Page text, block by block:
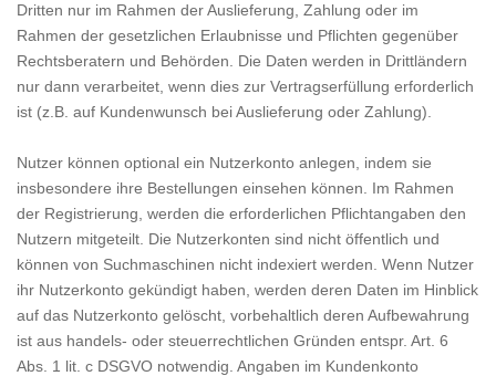
Dritten nur im Rahmen der Auslieferung, Zahlung oder im
Rahmen der gesetzlichen Erlaubnisse und Pflichten gegenüber
Rechtsberatern und Behörden. Die Daten werden in Drittländern
nur dann verarbeitet, wenn dies zur Vertragserfüllung erforderlich
ist (z.B. auf Kundenwunsch bei Auslieferung oder Zahlung).
Nutzer können optional ein Nutzerkonto anlegen, indem sie
insbesondere ihre Bestellungen einsehen können. Im Rahmen
der Registrierung, werden die erforderlichen Pflichtangaben den
Nutzern mitgeteilt. Die Nutzerkonten sind nicht öffentlich und
können von Suchmaschinen nicht indexiert werden. Wenn Nutzer
ihr Nutzerkonto gekündigt haben, werden deren Daten im Hinblick
auf das Nutzerkonto gelöscht, vorbehaltlich deren Aufbewahrung
ist aus handels- oder steuerrechtlichen Gründen entspr. Art. 6
Abs. 1 lit. c DSGVO notwendig. Angaben im Kundenkonto